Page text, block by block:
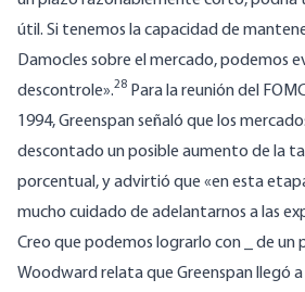
útil. Si tenemos la capacidad de
Damocles sobre el mercado, podemos
descontrole».28 Para la reunión del
1994, Greenspan señaló que los
descontado un posible aumento de la
porcentual, y advirtió que «en esta
mucho cuidado de adelantarnos a las
Creo que podemos lograrlo con _ de un
Woodward relata que Greenspan llegó a